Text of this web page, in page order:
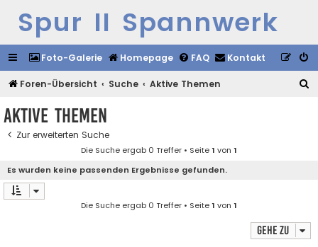
Spur II Spannwerk
Foto-Galerie Homepage FAQ Kontakt
Foren-Übersicht Suche Aktive Themen
Aktive Themen
Zur erweiterten Suche
Die Suche ergab 0 Treffer • Seite1 von 1
Es wurden keine passenden Ergebnisse gefunden.
Die Suche ergab 0 Treffer • Seite1 von 1
Gehe zu